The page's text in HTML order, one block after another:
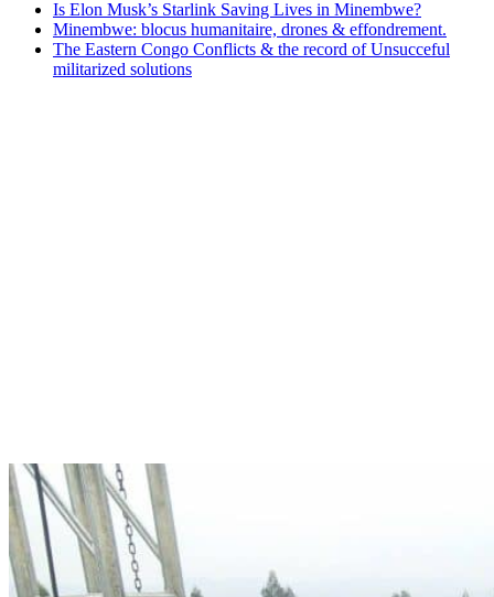
Is Elon Musk’s Starlink Saving Lives in Minembwe?
Minembwe: blocus humanitaire, drones & effondrement.
The Eastern Congo Conflicts & the record of Unsucceful
militarized solutions